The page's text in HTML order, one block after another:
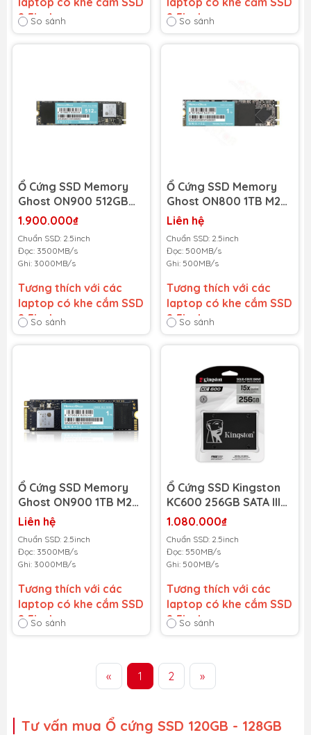
2.5inch
Bảo hành 36 tháng-
gian bảo hành
So sánh
2.5inch
Bảo hành 36 tháng-
gian bảo hành
So sánh
Ổ Cứng SSD Memory
Ghost ON900 512GB
M2 2280 NVMe PCIe
(MGON900M2NVME512
GB) (Đọc 3500MB/s -
1.900.000₫
Chuẩn SSD: 2.5inch
Đọc: 3500MB/s
Ghi: 3000MB/s
Tương thích với các
laptop có khe cắm SSD
2.5inch
Bảo hành 36 tháng-
gian bảo hành
So sánh
Ổ Cứng SSD Memory
Ghost ON800 1TB M2
2280 SATA III
(MGON800M22801TB)
) (Đọc 500MB/s - Ghi
500MB/s)
Liên hệ
Chuẩn SSD: 2.5inch
Đọc: 500MB/s
Ghi: 500MB/s
Tương thích với các
laptop có khe cắm SSD
2.5inch
Bảo hành 36 tháng-
toàn quốc!
Lỗi 1 đổi 1 trong suốt thời
gian bảo hành
So sánh
Ổ Cứng SSD Memory
Ghost ON900 1TB M2
2280 NVMe PCIe
Gen3x4
(MGON900M2NVME1TB
) (Đọc 3500MB/s - Ghi
Liên hệ
Chuẩn SSD: 2.5inch
Đọc: 3500MB/s
Ghi: 3000MB/s
Tương thích với các
laptop có khe cắm SSD
2.5inch
Cam kết bảo hành uy tín
Lỗi 1 đổi 1 trong suốt thời
So sánh
Ổ Cứng SSD Kingston
KC600 256GB SATA III
2.5 Inch
550MB/s - Ghi
500MB/s)
1.080.000₫
Chuẩn SSD: 2.5inch
Đọc: 550MB/s
Ghi: 500MB/s
Tương thích với các
laptop có khe cắm SSD
2.5inch
Cam kết bảo hành uy tín
toàn quốc!
Lỗi 1 đổi 1 trong suốt thời
So sánh
« 1 2 »
Tư vấn mua Ổ cứng SSD 120GB - 128GB